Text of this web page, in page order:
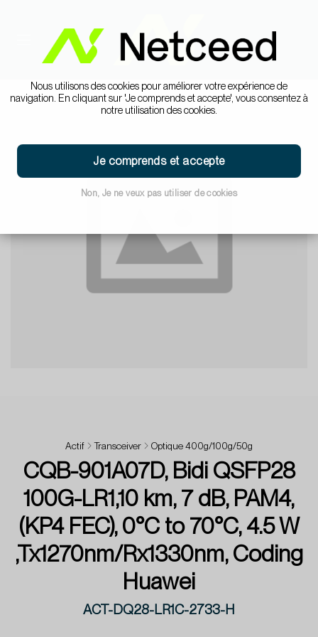
Nous utilisons des cookies pour améliorer votre expérience de
navigation. En cliquant sur 'Je comprends et accepte', vous consentez à
notre utilisation des cookies.
Je comprends et accepte
Non, Je ne veux pas utiliser de cookies
Actif Transceiver Optique 400g/100g/50g
CQB-901A07D, Bidi QSFP28
100G-LR1,10 km, 7 dB, PAM4,
(KP4 FEC), 0°C to 70°C, 4.5 W
,Tx1270nm/Rx1330nm, Coding
Huawei
ACT-DQ28-LR1C-2733-H